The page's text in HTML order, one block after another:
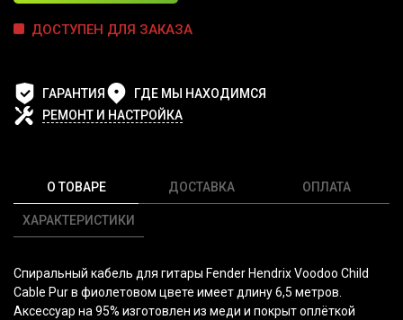
ДОСТУПЕН ДЛЯ ЗАКАЗА
ГАРАНТИЯ
ГДЕ МЫ НАХОДИМСЯ
РЕМОНТ И НАСТРОЙКА
О ТОВАРЕ
ХАРАКТЕРИСТИКИ
ДОСТАВКА ОПЛАТА
Спиральный кабель для гитары Fender Hendrix Voodoo Child
Cable Pur в фиолетовом цвете имеет длину 6,5 метров.
Аксессуар на 95% изготовлен из меди и покрыт оплёткой